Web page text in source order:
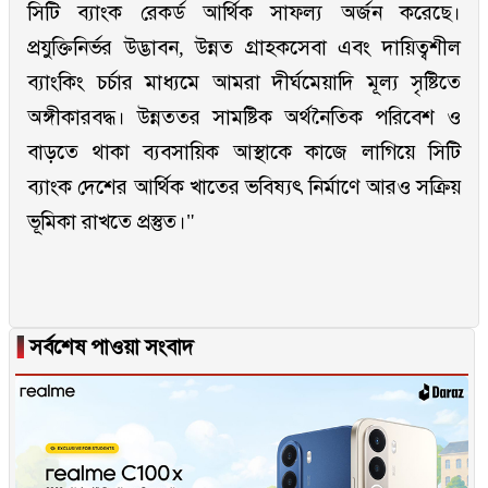
সিটি ব্যাংক রেকর্ড আর্থিক সাফল্য অর্জন করেছে।
প্রযুক্তিনির্ভর উদ্ভাবন, উন্নত গ্রাহকসেবা এবং দায়িত্বশীল
ব্যাংকিং চর্চার মাধ্যমে আমরা দীর্ঘমেয়াদি মূল্য সৃষ্টিতে
অঙ্গীকারবদ্ধ। উন্নততর সামষ্টিক অর্থনৈতিক পরিবেশ ও
বাড়তে থাকা ব্যবসায়িক আস্থাকে কাজে লাগিয়ে সিটি
ব্যাংক দেশের আর্থিক খাতের ভবিষ্যৎ নির্মাণে আরও সক্রিয়
ভূমিকা রাখতে প্রস্তুত।"
▐সর্বশেষ পাওয়া সংবাদ